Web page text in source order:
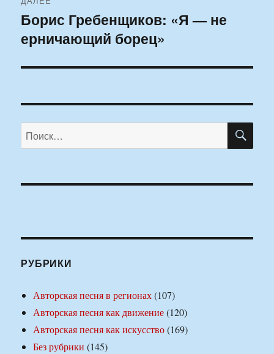
Следующая
запись:
Борис Гребенщиков: «Я — не
ерничающий борец»
Искать:
РУБРИКИ
Авторская песня в регионах(107)
Авторская песня как движение(120)
Авторская песня как искусство(169)
Без рубрики (145)